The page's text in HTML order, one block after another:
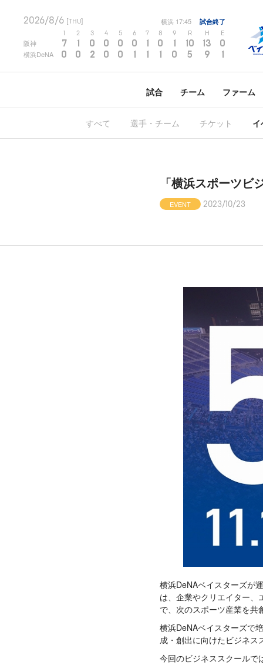
2026/8/6 [THU] 横浜 17:45 試合終了
2 3 4 5 6 7 8 9 R H E
阪神 7 1 0 0 0 0 1 0 1 10 13 0
横浜DeNA 0 0 2 0 0 1 1 1 0 5 9 1
試合 チーム ファーム
すべて 選手・チーム チケット
「横浜スポーツ
EVENT 2023/10/23
横浜DeNAベイスターズが
は、企業やクリエイター、
で、次のスポーツ産業を共
横浜DeNAベイスターズで
成・創出に向けたビジネス
今回のビジネススクールで